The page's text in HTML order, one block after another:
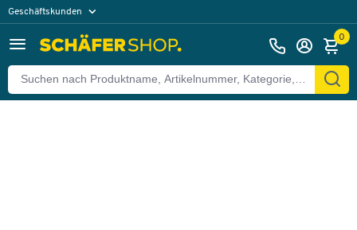
Geschäftskunden
0
Zurück